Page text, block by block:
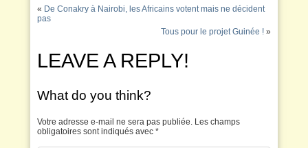
« De Conakry à Nairobi, les Africains votent mais ne décident
pas
Tous pour le projet Guinée ! »
LEAVE A REPLY!
What do you think?
Votre adresse e-mail ne sera pas publiée. Les champs
obligatoires sont indiqués avec *